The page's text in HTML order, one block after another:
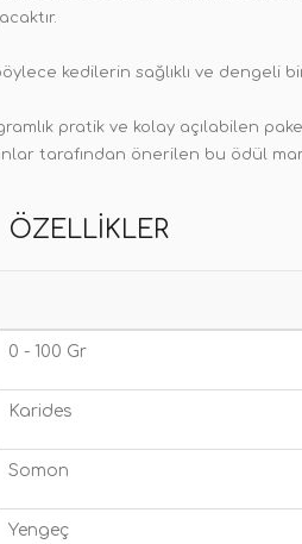
kedilerin sağlıklı ve dengeli
gramlık pratik ve kolay açılabilen
tarafından önerilen bu ödül
ÖZELLIKLER
0 - 100 Gr
Karides
Somon
Yengeç